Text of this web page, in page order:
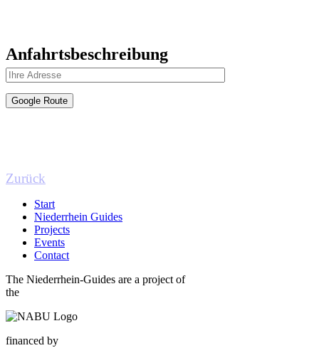
Anfahrtsbeschreibung
Zurück
Start
Niederrhein Guides
Projects
Events
Contact
The Niederrhein-Guides are a project of
the
financed by